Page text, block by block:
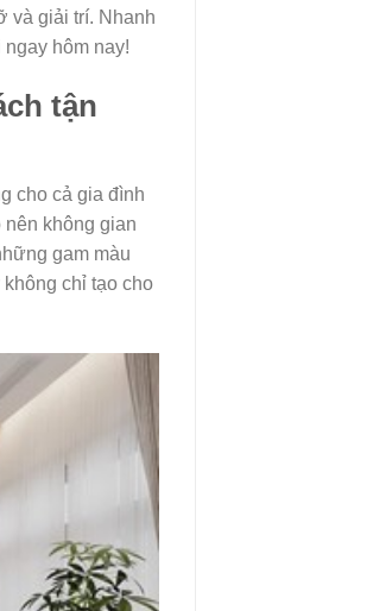
và giải trí. Nhanh
hôm nay!
tận
cho cả gia đình
nên không gian
gam màu
chỉ tạo cho